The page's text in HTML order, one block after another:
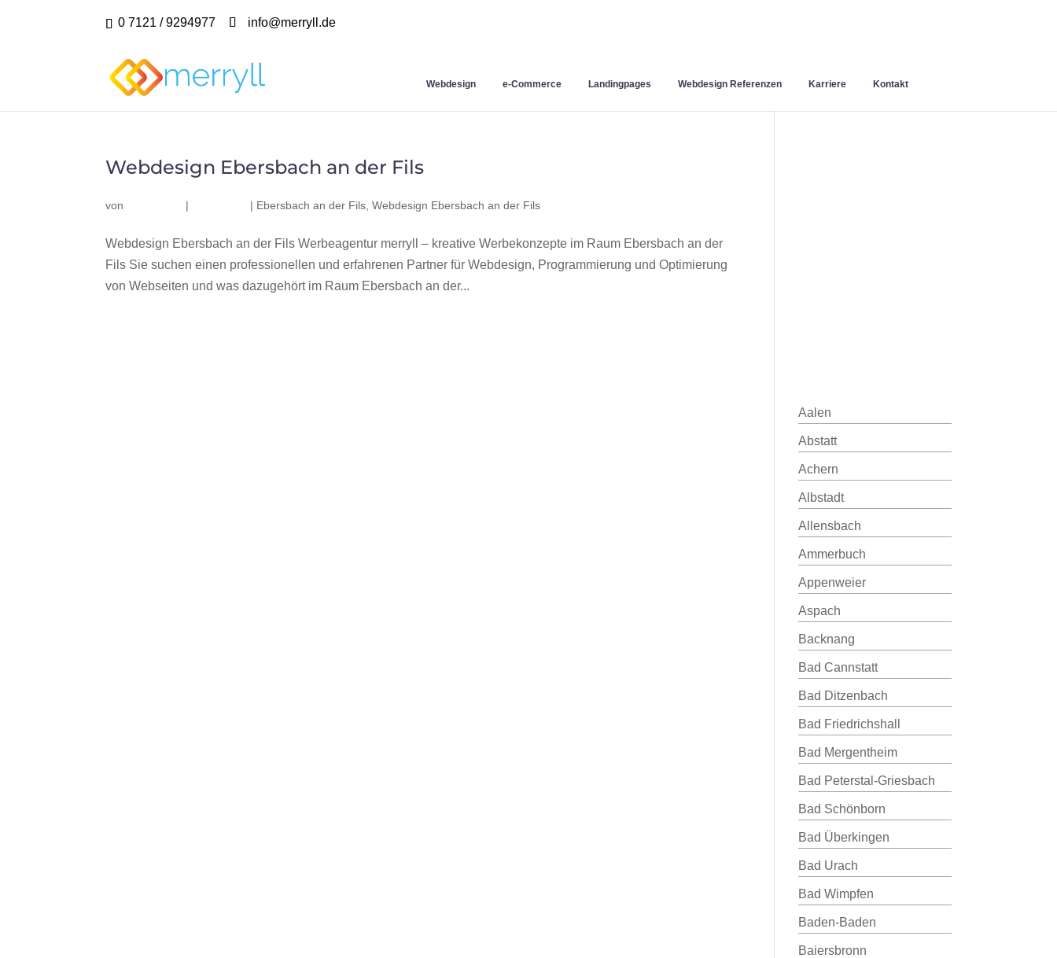
0 7121 / 9294977 info@merryll.de
Webdesign e-Commerce Landingpages Webdesign Referenzen Karriere Kontakt
Webdesign Ebersbach an der Fils
von | | Ebersbach an der Fils ,Webdesign Ebersbach an der Fils
Webdesign Ebersbach an der Fils Werbeagentur merryll – kreative Werbekonzepte im Raum Ebersbach an der
Fils Sie suchen einen professionellen und erfahrenen Partner für Webdesign, Programmierung und Optimierung
von Webseiten und was dazugehört im Raum Ebersbach an der...
Aalen
Abstatt
Achern
Albstadt
Allensbach
Ammerbuch
Appenweier
Aspach
Backnang
Bad Cannstatt
Bad Ditzenbach
Bad Friedrichshall
Bad Mergentheim
Bad Peterstal-Griesbach
Bad Schönborn
Bad Überkingen
Bad Urach
Bad Wimpfen
Baden-Baden
Baiersbronn